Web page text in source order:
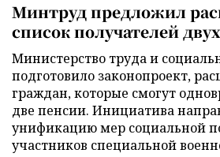
Минтруд предложил
список получателей
Министерство труда и
подготовило законопроект,
граждан, которые смогут
две пенсии. Инициатива
унификацию мер социальной
участников специальной